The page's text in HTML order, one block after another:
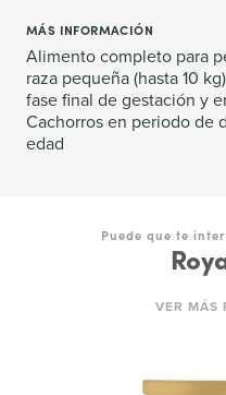
MÁS INFORMACIÓN
Alimento completo para
raza pequeña (hasta 10
fase final de gestación y
Cachorros en periodo de
edad
Puede que te
VER MÁS